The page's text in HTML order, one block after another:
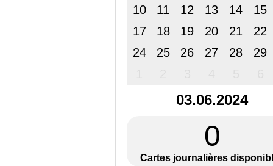
10
11 12 13 14
15
17
18 19 20 21
22
24
25 26 27 28
29
03.06.2024
0
Cartes journalières